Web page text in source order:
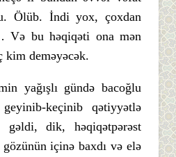
Ölüb. İndi yox, çoxdan
Və bu həqiqəti ona mən
kim deməyəcək.
yağışlı gündə bacoğlu
keçinib qətiyyətlə
gəldi, dik, həqiqətpərəst
içinə baxdı və elə